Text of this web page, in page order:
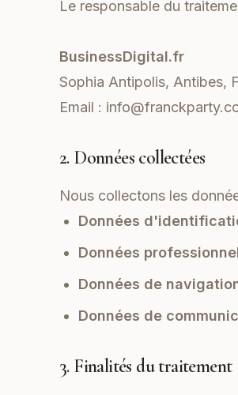
Le responsable du
BusinessDigital.fr
Sophia Antipolis, Antibes,
Email :
2. Données collectées
Nous collectons les
Données
Données
Données de
Données de
3. Finalités du traitement